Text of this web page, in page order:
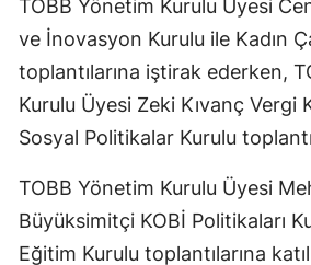
TOBB Yönetim Kurulu Üyesi
ve İnovasyon Kurulu ile Kadın
toplantılarına iştirak ederken,
Kurulu Üyesi Zeki Kıvanç Vergi
Sosyal Politikalar Kurulu
TOBB Yönetim Kurulu Üyesi
Büyüksimitçi KOBİ Politikaları
Eğitim Kurulu toplantılarına